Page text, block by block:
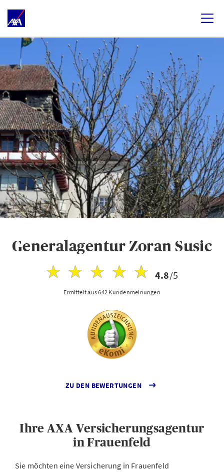
Generalagentur Zoran Susic
4.8/5
Ermittelt aus 642 Kundenmeinungen
ZU DEN BEWERTUNGEN
Ihre AXA Versicherungsagentur
in Frauenfeld
Sie möchten eine Versicherung in Frauenfeld